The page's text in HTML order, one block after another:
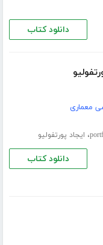
دانلود کتاب
معماری
، ایجاد پورتفولیو
دانلود کتاب